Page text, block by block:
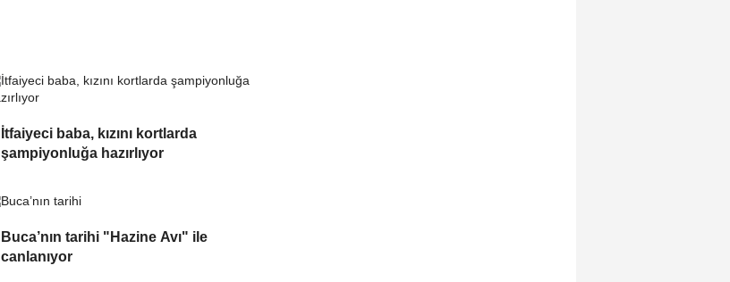
İtfaiyeci baba, kızını kortlarda
şampiyonluğa hazırlıyor
Buca’nın tarihi "Hazine Avı" ile
canlanıyor